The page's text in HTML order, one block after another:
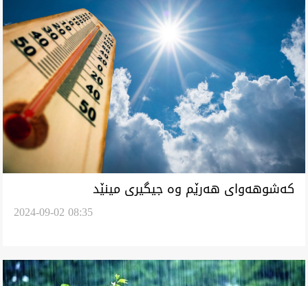
کەشوهەوای هەرێم وە جیگیری مینێد
2024-09-02 08:35